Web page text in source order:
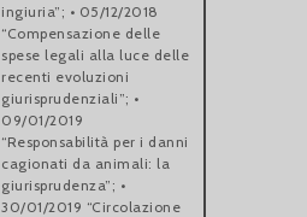
ingiuria”; • 05/12/2018
“Compensazione delle
spese legali alla luce delle
recenti evoluzioni
giurisprudenziali”; •
09/01/2019
“Responsabilità per i danni
cagionati da animali: la
giurisprudenza”; •
30/01/2019 “Circolazione